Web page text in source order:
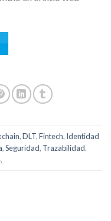
,DLT,Fintech, Identidad
,Seguridad, Trazabilidad.
.